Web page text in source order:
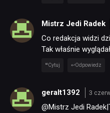
Mistrz Jedi Radek
Co redakcja widzi
Tak właśnie
Cytuj Odpowiedz
geralt1392 3
@Mistrz Jedi